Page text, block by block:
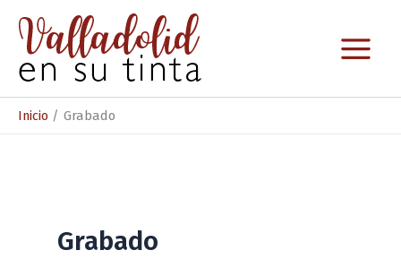
contenido
Inicio Grabado
Grabado